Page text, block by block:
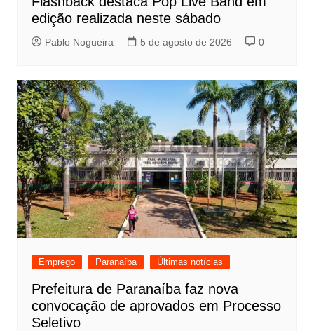
edição realizada neste sábado
Pablo Nogueira 5 de agosto de 2026 0
Emprego Paranaíba Últimas notícias
Prefeitura de Paranaíba faz nova
convocação de aprovados em Processo
Seletivo